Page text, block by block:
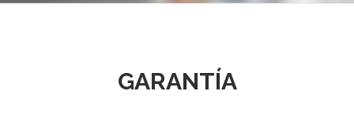
GARANTÍA